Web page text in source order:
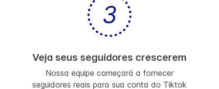
3
Veja seus seguidores crescerem
Nossa equipe começará a fornecer
seguidores reais para sua conta do Tiktok